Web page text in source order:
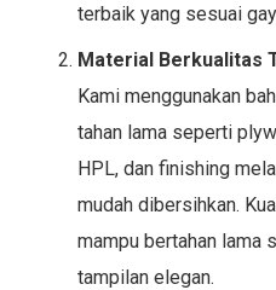
terbaik yang sesuai
Material Berkualitas
Kami menggunakan
tahan lama seperti
HPL, dan finishing
mudah dibersihkan.
mampu bertahan lama
tampilan elegan.